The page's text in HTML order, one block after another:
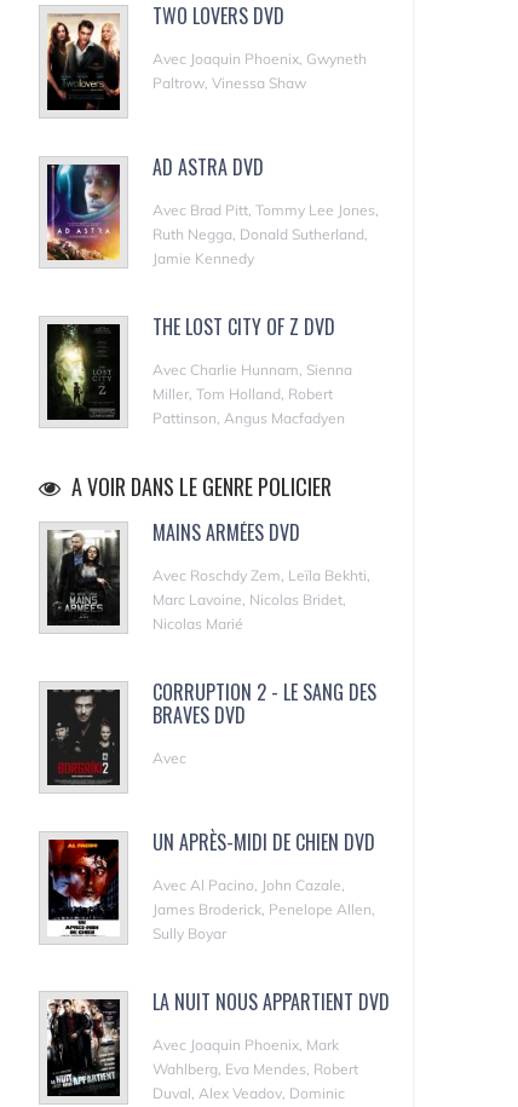
TWO LOVERS DVD
Avec Joaquin Phoenix, Gwyneth
Paltrow, Vinessa Shaw
AD ASTRA DVD
Avec Brad Pitt, Tommy Lee Jones,
Ruth Negga, Donald Sutherland,
Jamie Kennedy
THE LOST CITY OF Z DVD
Avec Charlie Hunnam, Sienna
Miller, Tom Holland, Robert
Pattinson, Angus Macfadyen
A VOIR DANS LE GENRE POLICIER
MAINS ARMÉES DVD
Avec Roschdy Zem, Leïla Bekhti,
Marc Lavoine, Nicolas Bridet,
Nicolas Marié
CORRUPTION 2 - LE SANG DES
BRAVES DVD
Avec
UN APRÈS-MIDI DE CHIEN DVD
Avec Al Pacino, John Cazale,
James Broderick, Penelope Allen,
Sully Boyar
LA NUIT NOUS APPARTIENT DVD
Avec Joaquin Phoenix, Mark
Wahlberg, Eva Mendes, Robert
Duval, Alex Veadov, Dominic